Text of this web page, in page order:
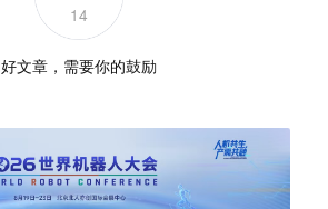
14
好文章，需要你的鼓励